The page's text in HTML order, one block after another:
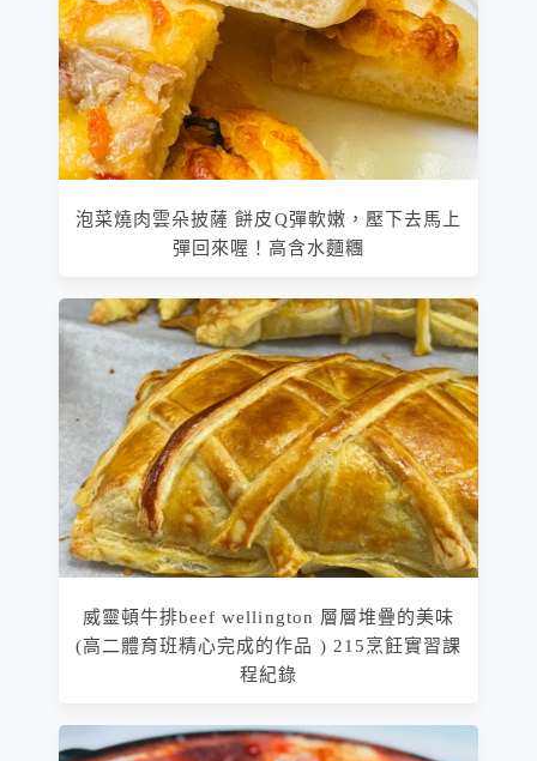
泡菜燒肉雲朵披薩 餅皮Q彈軟嫩，壓下去馬上
彈回來喔！高含水麵糰
威靈頓牛排beef wellington 層層堆疊的美味
(高二體育班精心完成的作品 ) 215烹飪實習課
程紀錄